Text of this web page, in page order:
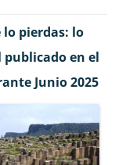
lo pierdas: lo
publicado en el
Junio 2025